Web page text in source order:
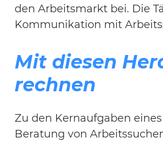
den Arbeitsmarkt bei. Die
Kommunikation mit
Mit diesen
rechnen
Zu den Kernaufgaben
Beratung von